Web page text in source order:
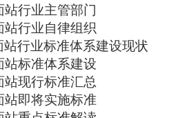
站行业主管部门
站行业自律组织
行业标准体系建设现状
站标准体系建设
站现行标准汇总
站即将实施标准